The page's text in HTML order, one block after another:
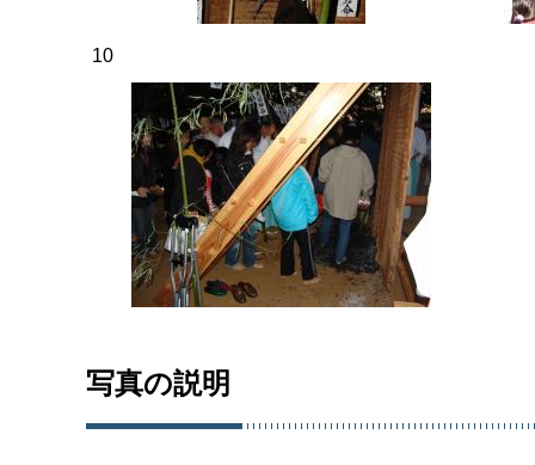
10
写真の説明